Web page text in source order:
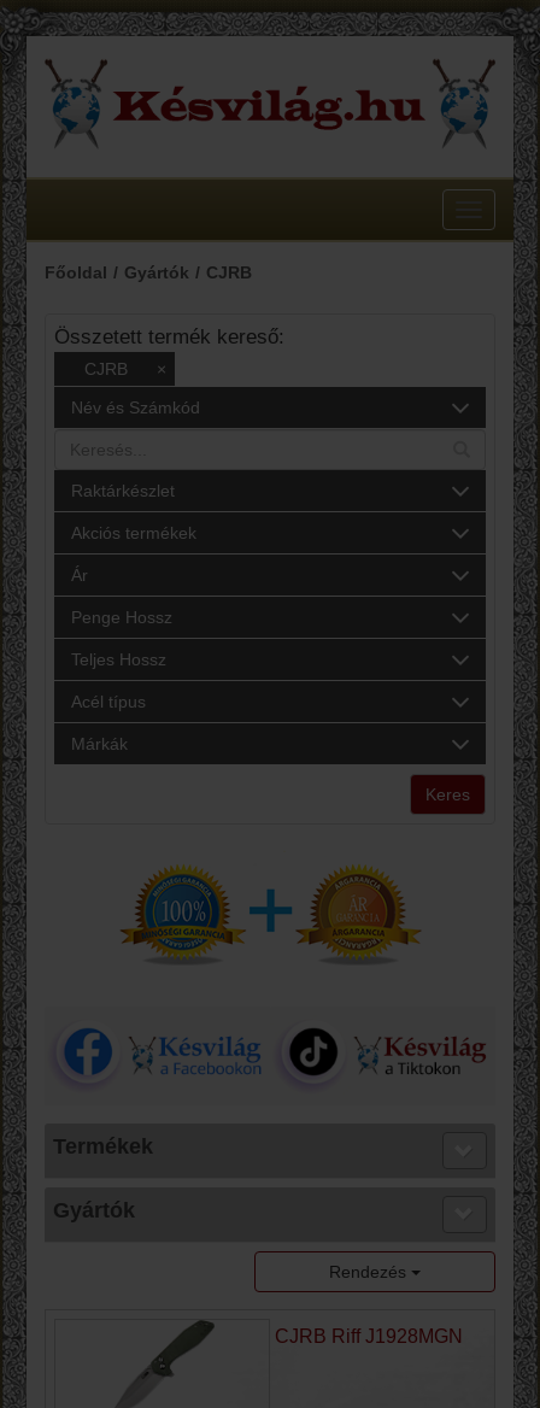
Toggle
Főoldal
Gyártók CJRB
Összetett termék kereső:
CJRB
×
Név és Számkód
Raktárkészlet
Akciós termékek
Ár
Penge Hossz
Teljes Hossz
Acél típus
Márkák
Keres
Termékek
Gyártók
Rendezés
CJRB Riff J1928MGN